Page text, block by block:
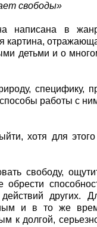
свободы»
написана в
картина,
детьми и о
специфику,
работы с
хотя для
свободу,
других.
и в то же
к долгой,